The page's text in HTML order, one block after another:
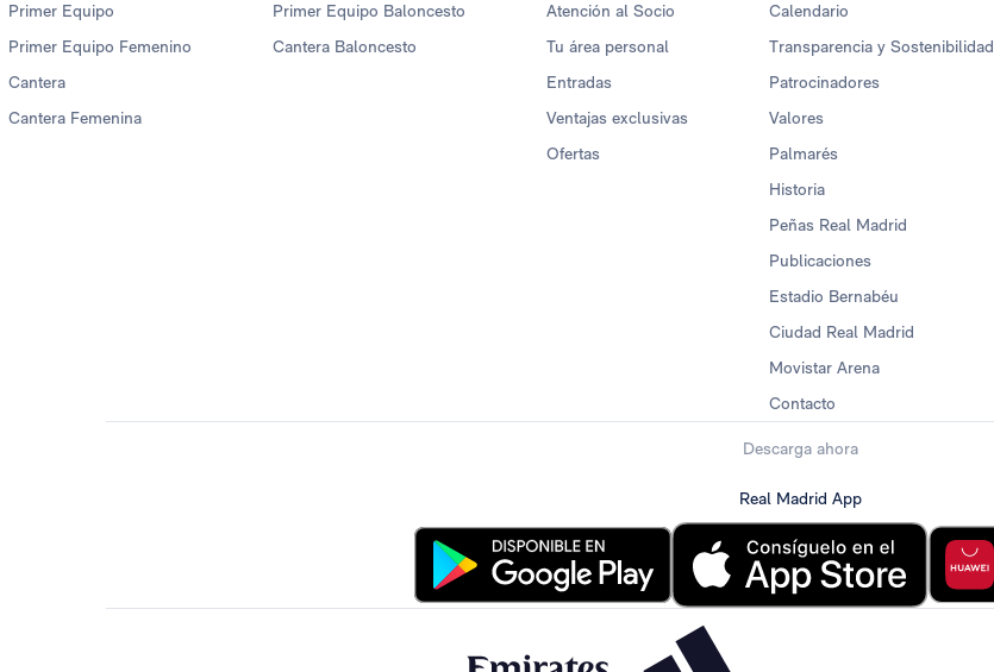
Primer Equipo
Primer Equipo Femenino
Cantera
Cantera Femenina
Primer Equipo Baloncesto
Cantera Baloncesto
Atención al Socio
Tu área personal
Entradas
Ventajas exclusivas
Ofertas
Calendario
Transparencia y Sostenibilidad
Patrocinadores
Valores
Palmarés
Historia
Peñas Real Madrid
Publicaciones
Estadio Bernabéu
Ciudad Real Madrid
Movistar Arena
Contacto
Descarga ahora
Real Madrid App